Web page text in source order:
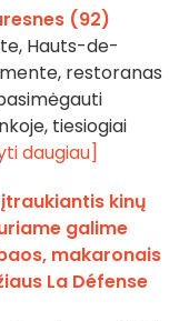
(92)
Hauts-de-
restoranas
tiesiogiai
daugiau]
įtraukiantis kinų
galime
makaronais
La Défense